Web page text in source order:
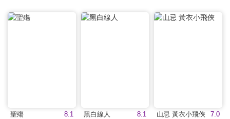
8.1
聖殤 8.1
黑白線人 7.0
山忌 黃衣小飛俠